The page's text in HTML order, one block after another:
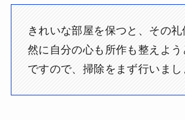
きれいな部屋を保つと、その礼
然に自分の心も所作も整えよう
ですので、掃除をまず行いまし